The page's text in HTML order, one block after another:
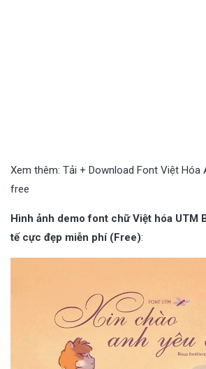
Xem thêm: Tải + Download Font Việt Hóa
free
Hình ảnh demo font chữ Việt hóa UTM
tế cực đẹp miễn phí (Free):